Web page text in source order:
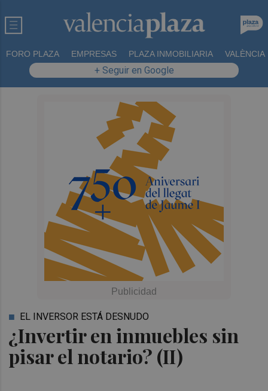
FORO PLAZA EMPRESAS PLAZA INMOBILIARIA VALÈNCIA
+ Seguir en Google
¿Invertir en inmuebles sin
pisar el notario? (II)
EL INVERSOR ESTÁ DESNUDO